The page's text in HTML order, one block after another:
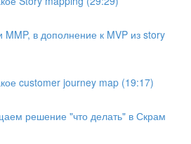
в дополнение к MVP из story
customer journey map (19:17)
решение "что делать" в Скрам